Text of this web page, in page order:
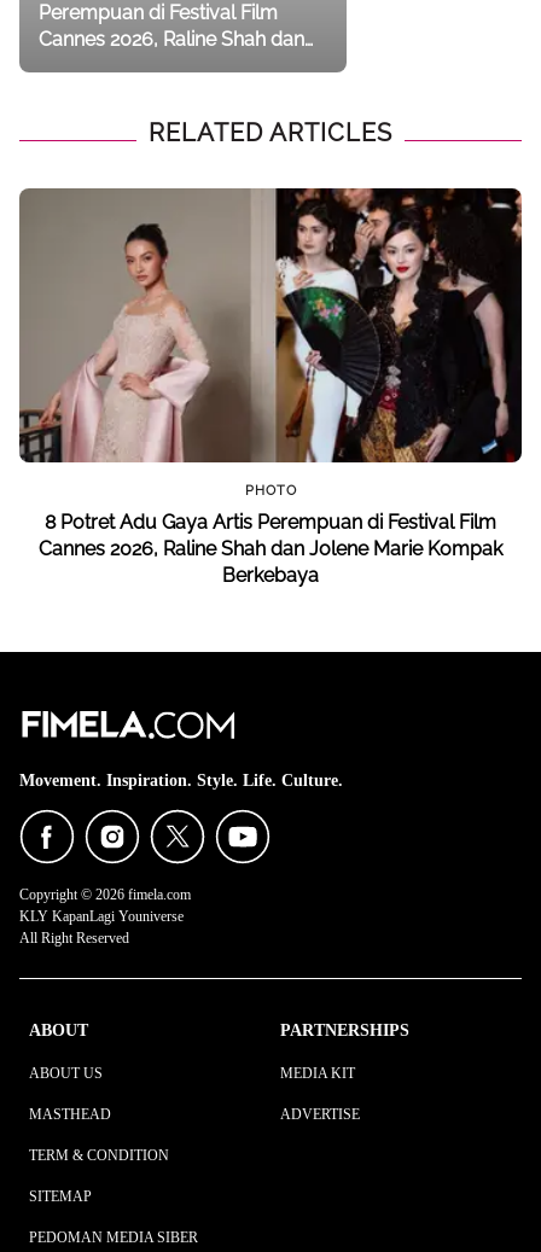
Perempuan di Festival Film
Cannes 2026, Raline Shah dan
RELATED ARTICLES
PHOTO
8 Potret Adu Gaya Artis Perempuan di Festival Film
Cannes 2026, Raline Shah dan Jolene Marie Kompak
Berkebaya
Movement. Inspiration. Style. Life. Culture.
Copyright © 2026 fimela.com
KLY KapanLagi Youniverse
All Right Reserved
ABOUT
ABOUT US
MASTHEAD
TERM & CONDITION
SITEMAP
PEDOMAN MEDIA SIBER
PARTNERSHIPS
MEDIA KIT
ADVERTISE